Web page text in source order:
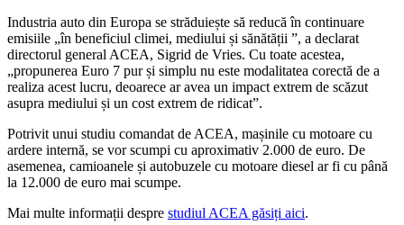
Industria auto din Europa se străduiește să reducă în continuare
emisiile „în beneficiul climei, mediului și sănătății ”, a declarat
directorul general ACEA, Sigrid de Vries. Cu toate acestea,
„propunerea Euro 7 pur și simplu nu este modalitatea corectă de a
realiza acest lucru, deoarece ar avea un impact extrem de scăzut
asupra mediului și un cost extrem de ridicat”.
Potrivit unui studiu comandat de ACEA, mașinile cu motoare cu
ardere internă, se vor scumpi cu aproximativ 2.000 de euro. De
asemenea, camioanele și autobuzele cu motoare diesel ar fi cu până
la 12.000 de euro mai scumpe.
Mai multe informații despre studiul ACEA găsiți aici.